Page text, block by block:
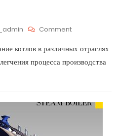
Comment
котлов в различных отраслях
процесса производства